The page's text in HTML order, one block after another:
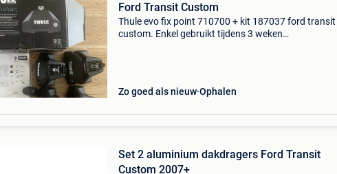
Ford Transit Custom
Thule evo fix point 710700 + kit 187037 ford transit
custom. Enkel gebruikt tijdens 3 weken
Zo goed als nieuw Ophalen
Set 2 aluminium dakdragers Ford Transit
Custom 2007+